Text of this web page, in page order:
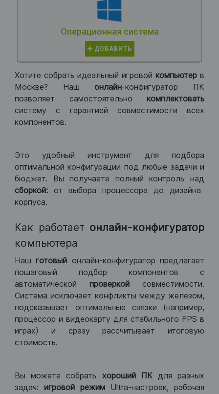
Операционная система
ДОБАВИТЬ
Хотите собрать идеальный игровой компьютер в
Москве? Нашонлайн-конфигуратор ПК
позволяет самостоятельно комплектовать
систему с гарантией совместимости всех
компонентов.
Это удобный инструмент для подбора
оптимальной конфигурации под любые задачи и
бюджет. Вы получаете полный контроль над
сборкой: от выбора процессора до дизайна
корпуса.
Как работает онлайн-конфигуратор
компьютера
Нашготовый онлайн-конфигуратор предлагает
пошаговый подбор компонентов с
автоматической проверкой совместимости.
Система исключает конфликты между железом,
подсказывает оптимальные связки (например,
процессор и видеокарту для стабильного FPS в
играх) и сразу рассчитывает итоговую
стоимость.
Вы можете собрать хороший ПКдля разных
задач: игровой режим Ultra-настроек, рабочая